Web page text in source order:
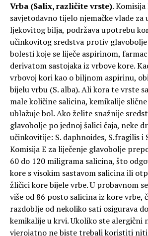
Vrba (Salix, različite vrste).
savjetodavno tijelo njemačke vlade za
ljekovitog bilja, podržava upotrebu
učinkovitog sredstva protiv
bolesti koje se liječe aspirinom,
derivatom sastojaka iz vrbove kore.
vrbovoj kori kao o biljnom aspirinu,
bijelu vrbu (S. alba). Ali kora te vrste
male količine salicina, kemikalije
ublažuje bol. Ako želite snažnije
glavobolje po jednoj šalici čaja, neke
učinkovitije: S. daphnoides, S.fragilis i
Komisija E za liječenje glavobolje
60 do 120 miligrama salicina, što
kore s visokim sastavom salicina ili
žličici kore bijele vrbe. U probavnom
više od 86 posto salicina iz kore vrbe,
razdoblje od nekoliko sati osigurava
kemikalije u krvi. Ukoliko ste alergični
vjerojatno ne biste trebali koristiti